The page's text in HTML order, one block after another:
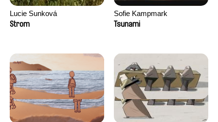
Lucie Sunková
Strom
Sofie Kampmark
Tsunami